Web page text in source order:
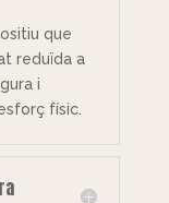
que
reduïda a
i
físic.